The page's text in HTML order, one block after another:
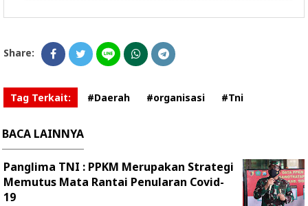
Share:
Tag Terkait: #Daerah #organisasi #Tni
BACA LAINNYA
Panglima TNI : PPKM Merupakan Strategi
Memutus Mata Rantai Penularan Covid-
19